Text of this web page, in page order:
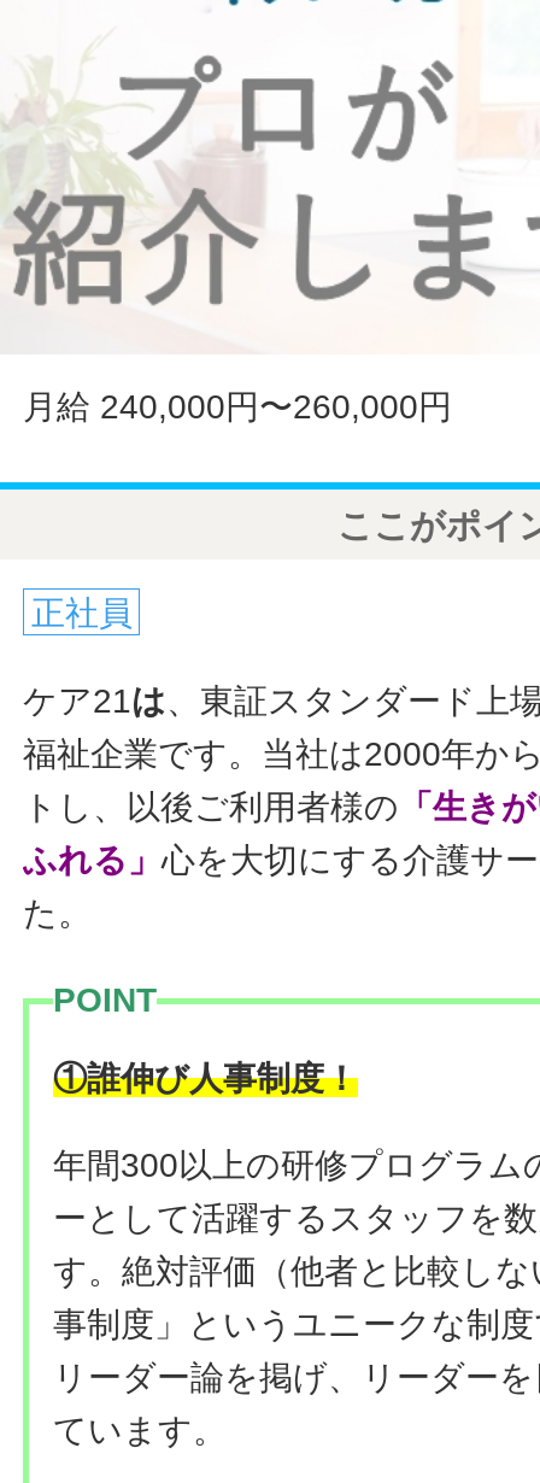
月給 240,000円〜260,000円
ここがポイ
正社員
ケア21は、東証スタンダード上
福祉企業です。当社は2000年か
トし、以後ご利用者様の 「生き
ふれる」心を大切にする介護サ
た。
POINT
①誰伸び人事制度！
年間300以上の研修プログラム
ーとして活躍するスタッフを
す。絶対評価（他者と比較し
事制度」というユニークな制
リーダー論を掲げ、リーダー
ています。